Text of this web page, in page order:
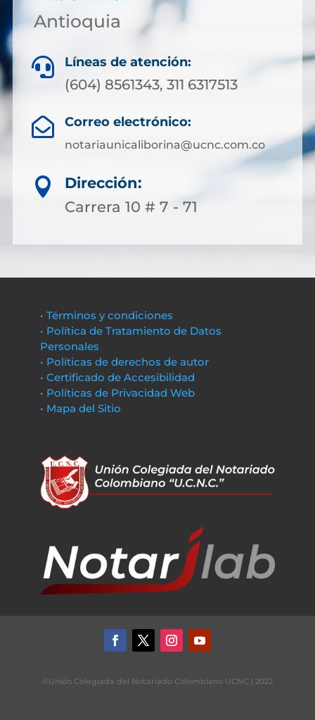
Antioquia
 Líneas de atención:
(604) 8561343, 311 6317513
 Correo electrónico:
notariaunicaliborina@ucnc.com.co

Dirección:
Carrera 10 # 7 - 71
• Términos y condiciones
• Política de Tratamiento de Datos
Personales
• Políticas de derechos de autor
• Certificado de Accesibilidad
• Políticas de Privacidad Web
• Mapa del Sitio
©Unión Colegiada del Notariado Colombiano UCNC | 2022